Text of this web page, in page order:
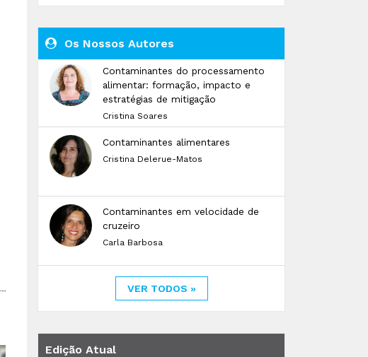
Os Nossos Autores
Contaminantes do processamento
alimentar: formação, impacto e
estratégias de mitigação
Cristina Soares
Contaminantes alimentares
Cristina Delerue-Matos
Contaminantes em velocidade de
cruzeiro
Carla Barbosa
VER TODOS »
Edição Atual